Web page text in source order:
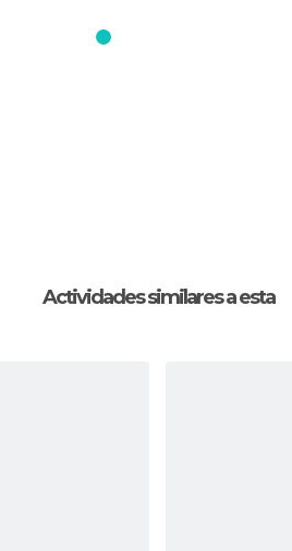
Actividades similares a esta